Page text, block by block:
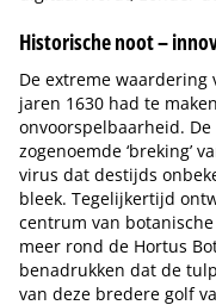
Historische noot –
De extreme
jaren 1630 had te
onvoorspelbaarheid.
zogenoemde ‘breking’
virus dat destijds
bleek. Tegelijkertijd
centrum van
meer rond de Hortus
benadrukken dat de
van deze bredere golf